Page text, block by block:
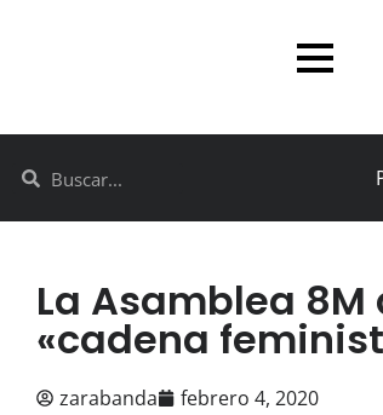
La Asamblea
«cadena
zarabanda febrero 4, 2020